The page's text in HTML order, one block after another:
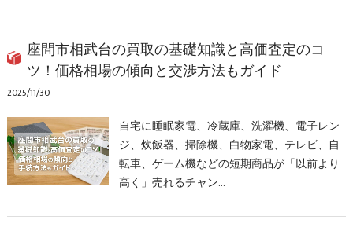
座間市相武台の買取の基礎知識と高価査定のコ
ツ！価格相場の傾向と交渉方法もガイド
2025/11/30
自宅に睡眠家電、冷蔵庫、洗濯機、電子レン
ジ、炊飯器、掃除機、白物家電、テレビ、自
転車、ゲーム機などの短期商品が「以前より
高く」売れるチャン…